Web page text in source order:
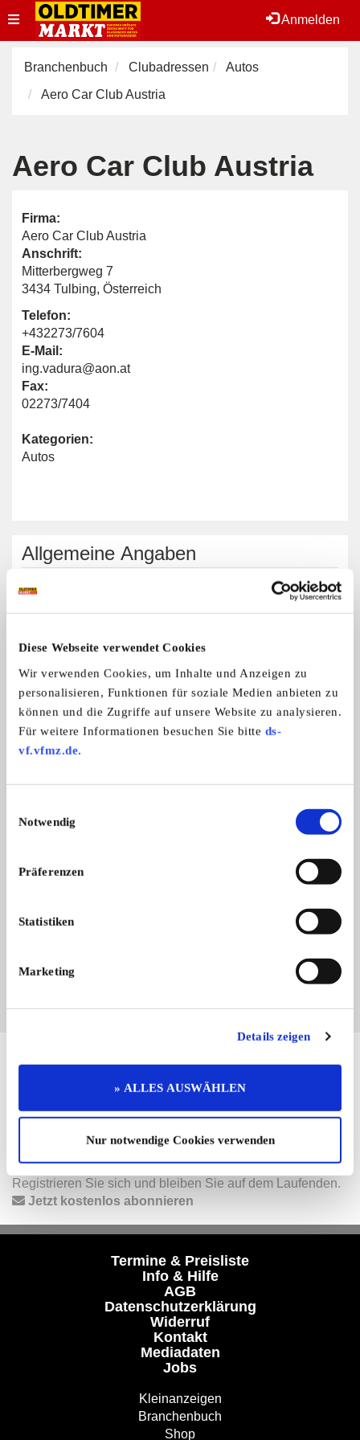
Diese Webseite verwendet Cookies
Wir verwenden Cookies, um Inhalte und Anzeigen zu
personalisieren, Funktionen für soziale Medien anbieten zu
können und die Zugriffe auf unsere Website zu analysieren.
Für weitere Informationen besuchen Sie bitte ds-
vf.vfmz.de.
Notwendig
Präferenzen
Statistiken
Marketing
Details zeigen
» ALLES AUSWÄHLEN
Nur notwendige Cookies verwenden
Anmelden
Toggle
navigation
Branchenbuch Clubadressen
Autos
Aero Car Club Austria
Aero Car Club Austria
Firma:
Aero Car Club Austria
Anschrift:
Mitterbergweg 7
3434 Tulbing, Österreich
Telefon:
+432273/7604
E-Mail:
ing.vadura@aon.at
Fax:
02273/7404
Kategorien:
Autos
Allgemeine Angaben
Automarken:
Aero
Aero Car Club Austria
Sie vertreten dieses Unternehmen? Übernehmen Sie
jetzt diesen Branchenbuch-Eintrag um ihn zu
Hier finden Sie mehr von OLDTIMER MARKT
Folgen Sie uns auf unseren Social-Media-Seiten oder
laden Sie unsere Termine-App herunter:
Facebook
Unser kostenloser Newsletter
Registrieren Sie sich und bleiben Sie auf dem Laufenden.
Jetzt kostenlos abonnieren
Termine & Preisliste
Info & Hilfe
AGB
Datenschutzerklärung
Widerruf
Kontakt
Mediadaten
Jobs
Kleinanzeigen
Branchenbuch
Shop